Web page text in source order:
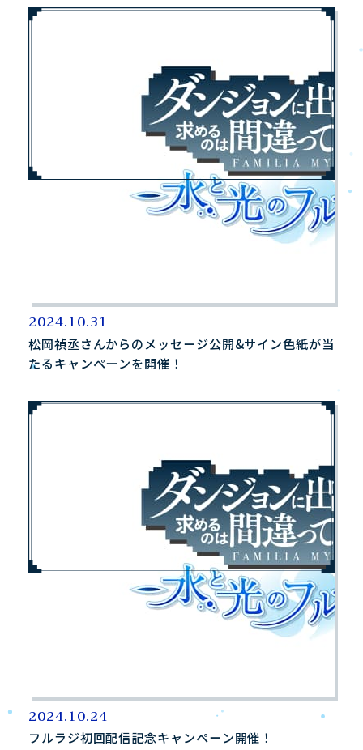
2024.10.31
松岡禎丞さんからのメッセージ公開&サイン色紙が当
たるキャンペーンを開催！
2024.10.24
フルラジ初回配信記念キャンペーン開催！